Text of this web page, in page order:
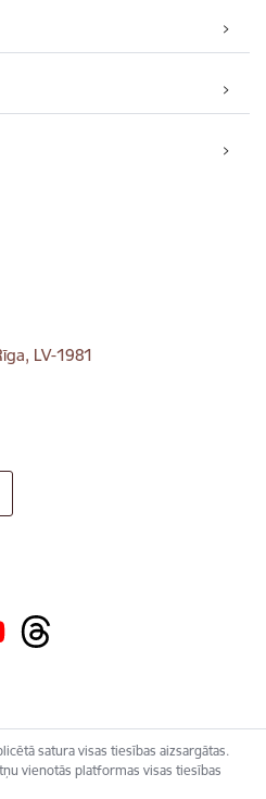
LV-1981
satura visas tiesības aizsargātas.
vienotās platformas visas tiesības